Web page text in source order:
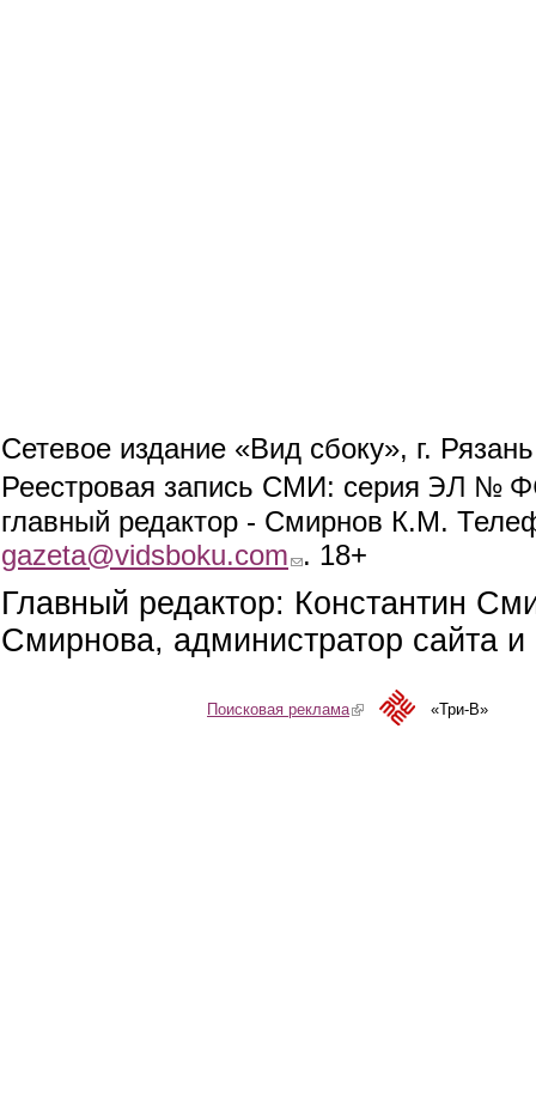
Сетевое издание «Вид сбоку», г.
Реестровая запись СМИ: серия ЭЛ №
главный редактор - Смирнов К.М.
gazeta@vidsboku.com (link sends e-mail)
. 18+
Главный редактор: Константин
Смирнова, администратор сайта
Поисковая реклама(link is external)«Три-В»